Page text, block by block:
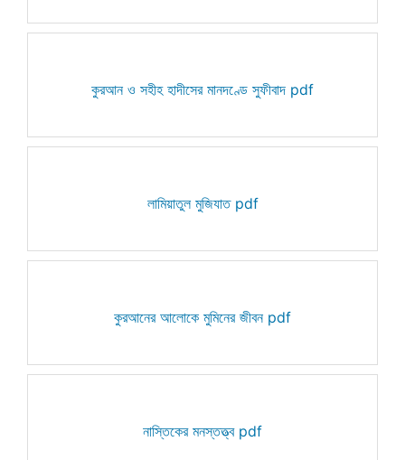
কুরআন ও সহীহ হাদীসের মানদণ্ডে সুফীবাদ pdf
লামিয়াতুল মুজিযাত pdf
কুরআনের আলোকে মুমিনের জীবন pdf
নাস্তিকের মনস্তত্ত্ব pdf